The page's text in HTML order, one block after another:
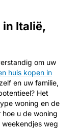
Italië,
om uw
huis kopen in
en uw familie,
Het
woning en de
u de woning
weg